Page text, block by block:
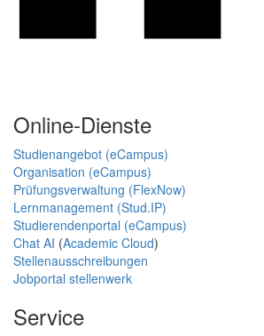
Online-Dienste
Studienangebot (eCampus)
Organisation (eCampus)
Prüfungsverwaltung (FlexNow)
Lernmanagement (Stud.IP)
Studierendenportal (eCampus)
Chat AI (Academic Cloud)
Stellenausschreibungen
Jobportal stellenwerk
Service